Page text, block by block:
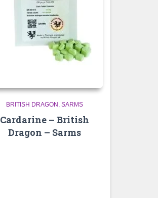
BRITISH DRAGON SARMS
Cardarine – British
Dragon – Sarms